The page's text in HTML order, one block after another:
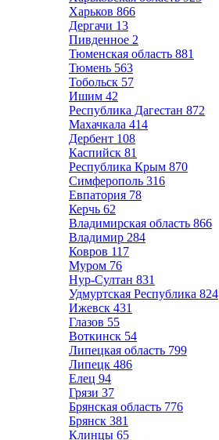
Харьков 866
Дергачи 13
Пивденное 2
Тюменская область 881
Тюмень 563
Тобольск 57
Ишим 42
Республика Дагестан 872
Махачкала 414
Дербент 108
Каспийск 81
Республика Крым 870
Симферополь 316
Евпатория 78
Керчь 62
Владимирская область 866
Владимир 284
Ковров 117
Муром 76
Нур-Султан 831
Удмуртская Республика 824
Ижевск 431
Глазов 55
Воткинск 54
Липецкая область 799
Липецк 486
Елец 94
Грязи 37
Брянская область 776
Брянск 381
Клинцы 65